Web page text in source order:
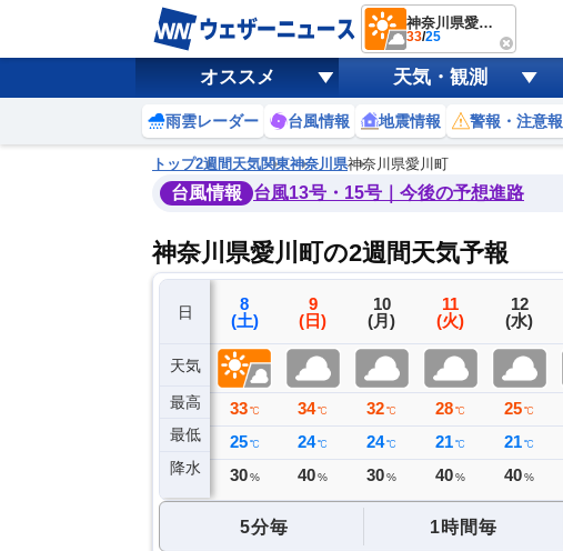
神奈川県愛川町
33/25
オススメ 天気・観測
雨雲レーダー 台風情報 地震情報 警報・注意報
トップ2週間天気関東神奈川県神奈川県愛川町
台風情報 台風13号・15号｜今後の予想進路
神奈川県愛川町の2週間天気予報
日
天気
最高
最低
降水
7
(金)
33℃
25℃
ミリ
8
(土)
33 ℃
25 ℃
30 %
9
(日)
34℃
24℃
40 %
10
(月)
32 ℃
24℃
30 %
11
(火)
28 ℃
21 ℃
40 %
12
(水)
25℃
21℃
40%
5分毎 1時間毎